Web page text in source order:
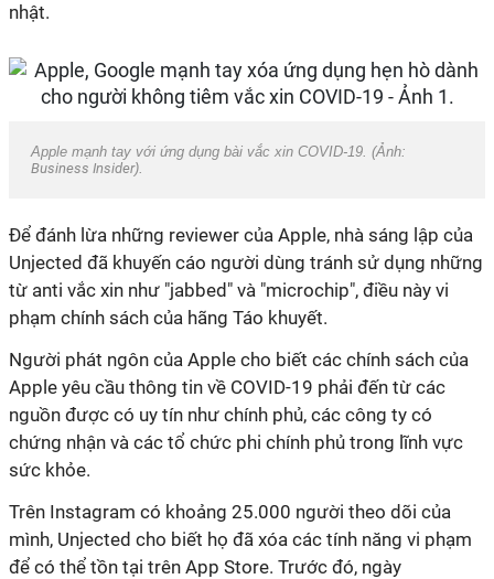
nhật.
Apple mạnh tay với ứng dụng bài vắc xin COVID-19. (Ảnh:
Business Insider).
Để đánh lừa những reviewer của Apple, nhà sáng lập của
Unjected đã khuyến cáo người dùng tránh sử dụng những
từ anti vắc xin như "jabbed" và "microchip", điều này vi
phạm chính sách của hãng Táo khuyết.
Người phát ngôn của Apple cho biết các chính sách của
Apple yêu cầu thông tin về COVID-19 phải đến từ các
nguồn được có uy tín như chính phủ, các công ty có
chứng nhận và các tổ chức phi chính phủ trong lĩnh vực
sức khỏe.
Trên Instagram có khoảng 25.000 người theo dõi của
mình, Unjected cho biết họ đã xóa các tính năng vi phạm
để có thể tồn tại trên App Store. Trước đó, ngày